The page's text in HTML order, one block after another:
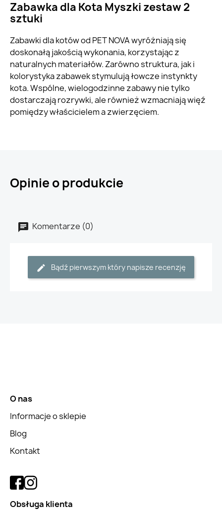
Zabawka dla Kota Myszki zestaw 2
sztuki
Zabawki dla kotów od PET NOVA wyróżniają się
doskonałą jakością wykonania, korzystając z
naturalnych materiałów. Zarówno struktura, jak i
kolorystyka zabawek stymulują łowcze instynkty
kota. Wspólne, wielogodzinne zabawy nie tylko
dostarczają rozrywki, ale również wzmacniają więź
pomiędzy właścicielem a zwierzęciem.
Opinie o produkcie
Komentarze (0)
Bądź pierwszym który napisze recenzję
O nas
Informacje o sklepie
Blog
Kontakt
Obsługa klienta